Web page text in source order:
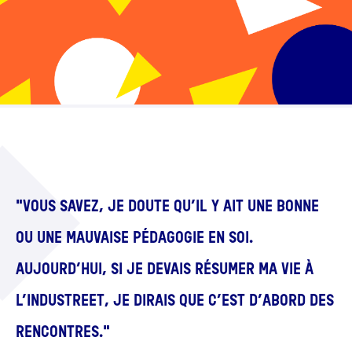
"VOUS SAVEZ, JE DOUTE QU’IL Y AIT UNE BONNE
OU UNE MAUVAISE PÉDAGOGIE EN SOI.
AUJOURD’HUI, SI JE DEVAIS RÉSUMER MA VIE À
L’INDUSTREET, JE DIRAIS QUE C’EST D’ABORD DES
RENCONTRES."